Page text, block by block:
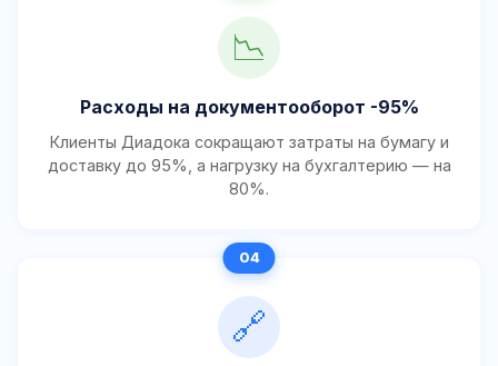
📉
Расходы на документооборот -95%
Клиенты Диадока сокращают затраты на бумагу и
доставку до 95%, а нагрузку на бухгалтерию — на
80%.
🔗